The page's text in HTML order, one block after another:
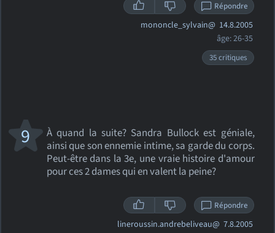
Répondre
mononcle_sylvain@ 14.8.2005
âge: 26-35
35 critiques
À quand la suite? Sandra Bullock est géniale,
ainsi que son ennemie intime, sa garde du corps.
Peut-être dans la 3e, une vraie histoire d'amour
pour ces 2 dames qui en valent la peine?
9
Répondre
lineroussin.andrebeliveau@ 7.8.2005